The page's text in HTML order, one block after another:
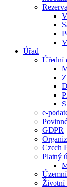
Úřad
Úřední
e-
GDPR
Czech
Platný
Životní